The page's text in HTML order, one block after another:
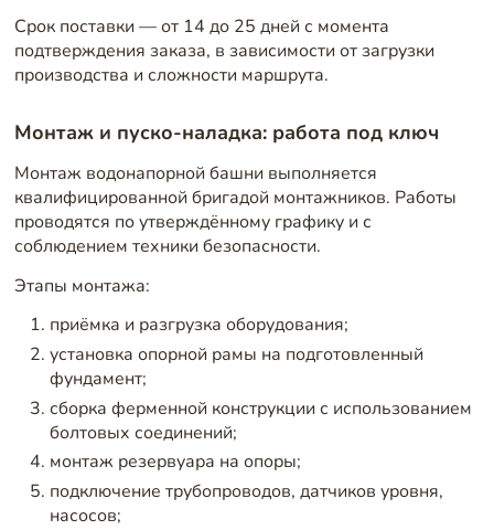
Срок поставки — от 14 до 25 дней с момента
подтверждения заказа, в зависимости от загрузки
производства и сложности маршрута.
Монтаж и пуско-наладка: работа под ключ
Монтаж водонапорной башни выполняется
квалифицированной бригадой монтажников. Работы
проводятся по утверждённому графику и с
соблюдением техники безопасности.
Этапы монтажа:
приёмка и разгрузка оборудования;
установка опорной рамы на подготовленный
фундамент;
сборка ферменной конструкции с использованием
болтовых соединений;
монтаж резервуара на опоры;
подключение трубопроводов, датчиков уровня,
насосов;